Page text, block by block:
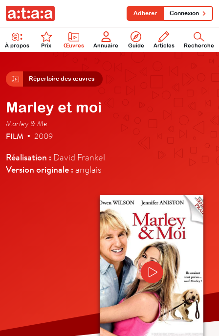
À propos Prix Œuvres Annuaire Guide Articles Recherche
Adhérer Connexion
Répertoire des œuvres
Marley et moi
Marley & Me
FILM • 2009
Réalisation : David Frankel
Version originale : anglais